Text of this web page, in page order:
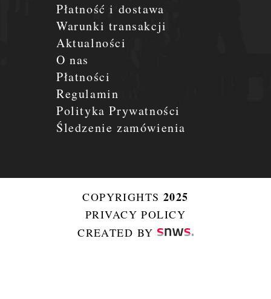
Płatność i dostawa
Warunki transakcji
Aktualności
O nas
Płatności
Regulamin
Polityka Prywatności
Śledzenie zamówienia
COPYRIGHTS 2025
PRIVACY POLICY
CREATED BY